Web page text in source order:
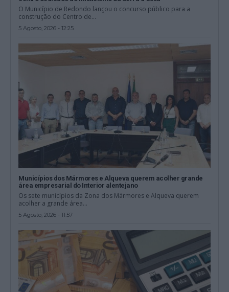
O Município de Redondo lançou o concurso público para a
construção do Centro de...
5 Agosto, 2026 - 12:25
Municípios dos Mármores e Alqueva querem acolher grande
área empresarial do Interior alentejano
Os sete municípios da Zona dos Mármores e Alqueva querem
acolher a grande área...
5 Agosto, 2026 - 11:57